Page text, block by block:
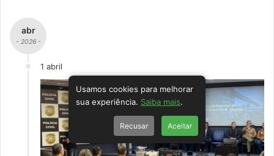
abr
- 2026 -
1 abril
Usamos cookies para melhorar
sua experiência. Saiba mais
Recusar Aceitar